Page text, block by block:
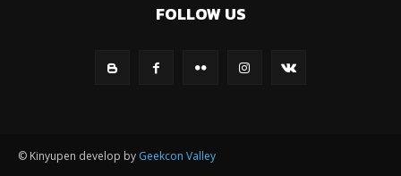
FOLLOW US
© Kinyupen develop by Geekcon Valley